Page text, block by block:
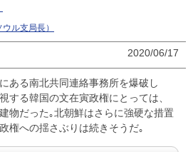
ル支局長）
2020/06/17
ある南北共同連絡事務所を爆破し
する韓国の文在寅政権にとっては、
物だった｡北朝鮮はさらに強硬な措置
権への揺さぶりは続きそうだ｡